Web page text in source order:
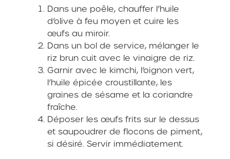
Dans une poêle, chauffer l’huile
d’olive à feu moyen et cuire les
œufs au miroir.
Dans un bol de service, mélanger le
riz brun cuit avec le vinaigre de riz.
Garnir avec le kimchi, l’oignon vert,
l’huile épicée croustillante, les
graines de sésame et la coriandre
fraîche.
Déposer les œufs frits sur le dessus
et saupoudrer de flocons de piment,
si désiré. Servir immédiatement.